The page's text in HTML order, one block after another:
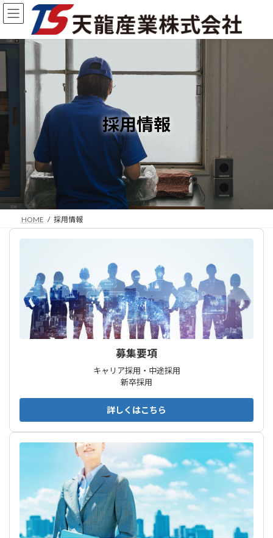
コ
ン
ン
ツ
キ
プ
ナ
ビ
ー
シ
に
動
採用情報
HOME 採用情報
募集要項
キャリア採用・中途採用
新卒採用
詳しくはこちら